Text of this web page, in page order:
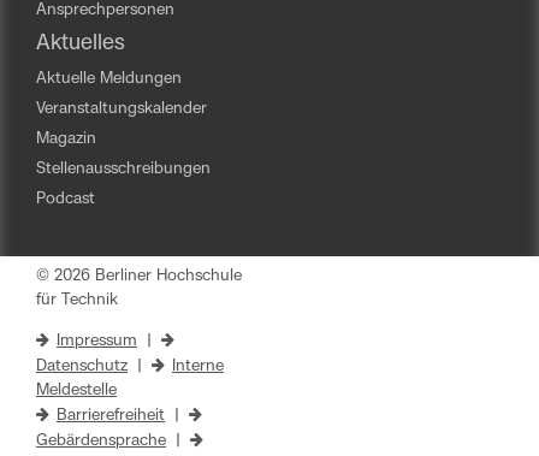
Ansprechpersonen
Aktuelles
Aktuelle Meldungen
Veranstaltungskalender
Magazin
Stellenausschreibungen
Podcast
© 2026 Berliner Hochschule
für Technik
Impressum
Datenschutz
Interne
Meldestelle
Barrierefreiheit
Gebärdensprache